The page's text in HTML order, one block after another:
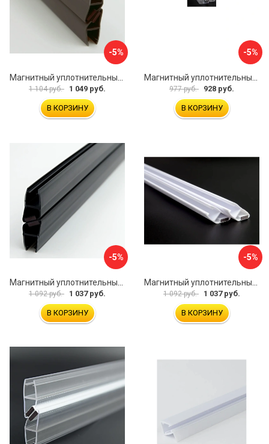
-5%
1 104 руб. 1 049 руб.
В КОРЗИНУ
-5%
977 руб. 928 руб.
В КОРЗИНУ
-5%
1 092 руб. 1 037 руб.
В КОРЗИНУ
-5%
1 092 руб. 1 037 руб.
В КОРЗИНУ